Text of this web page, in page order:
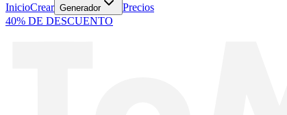
InicioCrear Generador
Precios
40% DE DESCUENTO